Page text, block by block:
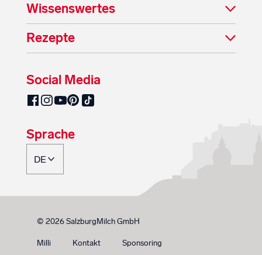
Wissenswertes
Rezepte
Social Media
SalzburgMilch auf Facebook
SalzburgMilch auf Instagram
SalzburgMilch auf YouTube
SalzburgMilch auf Pinterest
SalzburgMilch auf TikTok
Sprache
© 2026 SalzburgMilch GmbH
Milli Kontakt
Sponsoring